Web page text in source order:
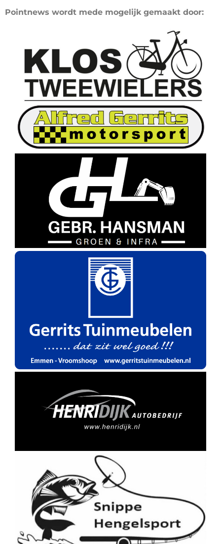
Pointnews wordt mede mogelijk gemaakt door: